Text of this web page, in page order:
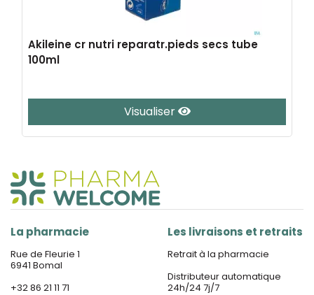
Akileine cr nutri reparatr.pieds secs tube
100ml
Visualiser
La pharmacie
Rue de Fleurie 1
6941 Bomal
+32 86 21 11 71
Les livraisons et retraits
Retrait à la pharmacie
Distributeur automatique
24h/24 7j/7